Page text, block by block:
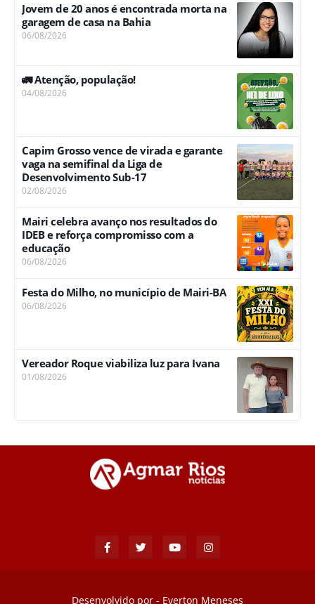
Jovem de 20 anos é encontrada morta na
garagem de casa na Bahia
06/08/2026
🚛 Atenção, população!
04/08/2026
Capim Grosso vence de virada e garante
vaga na semifinal da Liga de
Desenvolvimento Sub-17
02/08/2026
Mairi celebra avanço nos resultados do
IDEB e reforça compromisso com a
educação
06/08/2026
Festa do Milho, no município de Mairi-BA
06/08/2026
Vereador Roque viabiliza luz para Ivana
01/08/2026
Desenvolvido por - Everton Meneses